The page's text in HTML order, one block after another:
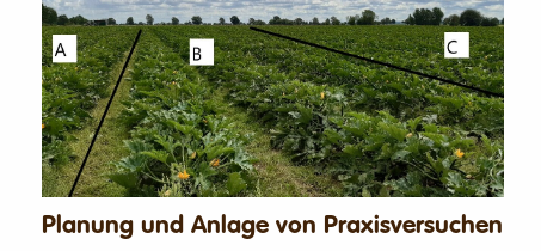
Planung und Anlage von Praxisversuchen